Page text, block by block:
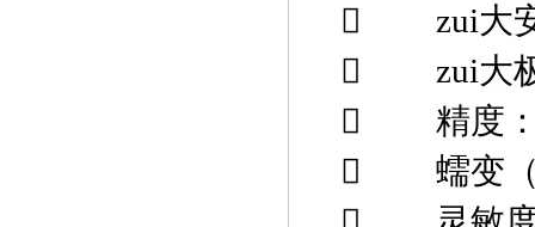
 zui大
 zui大
 精度
 蠕变